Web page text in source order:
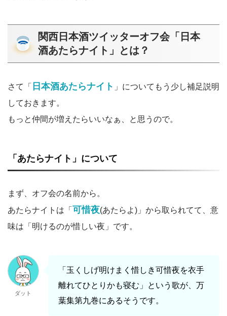
関西日本酒ツイッターオフ会「日本
酒あたらナイト」とは？
さて「 日本酒あたらナイト 」についてもう少し補足説明
しておきます。
もっと仲間が増えたらいいなぁ、と思うので。
「あたらナイト」について
まず、オフ会の名前から。
あたらナイトは「 可惜夜(あたらよ)」から取られてて、意
味は「明けるのが惜しい夜」です。
ダット
「玉くしげ明けまく惜しき可惜夜を衣手
離れてひとりかも寝む」という歌が、万
葉集第九巻にあるそうです。